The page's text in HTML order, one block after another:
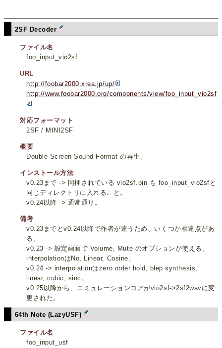
2SF Decoder
ファイル名
foo_input_vio2sf
URL
http://foobar2000.xrea.jp/up/
http://www.foobar2000.org/components/view/foo_input_vio2sf
対応フォーマット
2SF / MINI2SF
概要
Double Screen Sound Format の再生。
インストール方法
v0.23まで -> 同梱されている vio2sf.bin も foo_input_vio2sfと
同じディレクトリに入れること。
v0.24以降 -> 通常通り。
備考
v0.23までとv0.24以降で作者が違うため、いくつか相違点があ
る。
v0.23 -> 設定画面で Volume, Mute のオプションが使える。
interpolationはNo, Linear, Cosine。
v0.24 -> interpolationはzero order hold, blep synthesis,
linear, cubic, sinc。
v0.25以降から、エミュレーションコアがvio2sf->2sf2wavに変
更された。
64th Note (LazyUSF)
ファイル名
foo_input_usf